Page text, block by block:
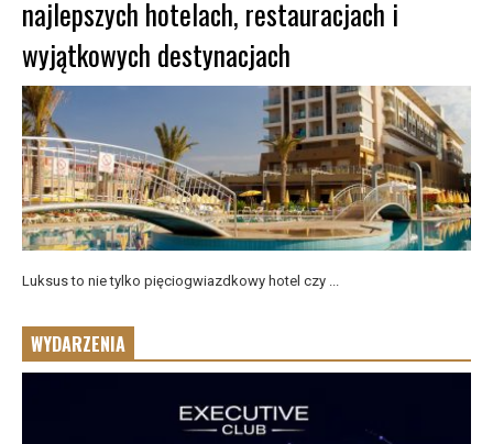
najlepszych hotelach, restauracjach i
wyjątkowych destynacjach
Luksus to nie tylko pięciogwiazdkowy hotel czy ...
WYDARZENIA